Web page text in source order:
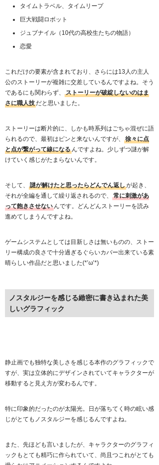
タイムトラベル、タイムリープ
巨大戦闘ロボット
ジュブナイル（10代の高校生たちの物語）
恋愛
これだけの要素が含まれており、さらには13人の主人
公のストーリーが複雑に交差しているんですよね。そう
であるにも関わらず、
ストーリーが破綻しないのはま
さに職人技だと思いました。
ストーリーは断片的に、しかも時系列はごちゃ混ぜに語
られるので、最初はピンと来ないんですが、
徐々に点
と点が繋がって線になる んですよね。少しずつ謎が解
けていく感じがたまらないんです。
そして、 謎が解けたと思ったらどんでん返しが起き、
それが全編を通して繰り返されるので、
常に刺激があ
って飽きさせない んです。どんどんストーリーを読み
進めてしまうんですよね。
ゲームシステムとしては目新しさは無いものの、ストー
リー構成の良さで十分過ぎるぐらいカバー出来ている素
晴らしい作品だと思いました(*’ω’*)
ノスタルジーを感じる緻密に書き込まれた美
しいグラフィック
静止画でも独特な美しさを感じる本作のグラフィックで
すが、実は立体的にデザインされていてキャラクターが
移動すると見え方が変わるんです。
特に印象的だったのが太陽光。日が落ちてく時の眩い感
じがとてもノスタルジーを感じるんですよね。
また、先ほども言いましたが、キャラクターのグラフィ
ックもとても精巧に作られていて、尚且つこれがとても